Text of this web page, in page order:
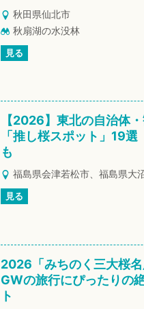
秋田県仙北市
秋扇湖の水没林
見る
【2026】東北の自治体
「推し桜スポット」19
も
福島県会津若松市、福島県大
見る
2026「みちのく三大桜名
GWの旅行にぴったりの
ト